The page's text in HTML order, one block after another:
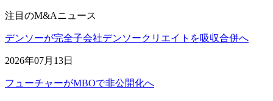
注目のM&Aニュース
デンソーが完全子会社デンソークリエイトを吸収合併へ
2026年07月13日
フューチャーがMBOで非公開化へ